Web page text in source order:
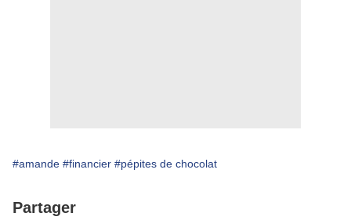
#amande #financier #pépites de chocolat
Partager